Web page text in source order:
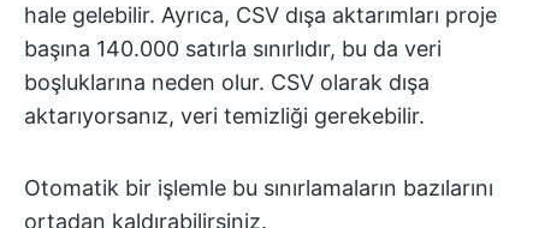
hale gelebilir. Ayrıca, CSV dışa aktarımları proje
başına 140.000 satırla sınırlıdır, bu da veri
boşluklarına neden olur. CSV olarak dışa
aktarıyorsanız, veri temizliği gerekebilir.
Otomatik bir işlemle bu sınırlamaların bazılarını
ortadan kaldırabilirsiniz.